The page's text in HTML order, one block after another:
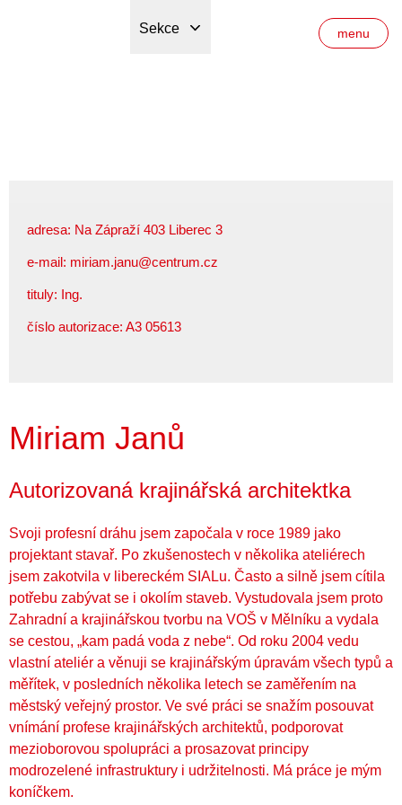
menu
Sekce
Miriam Janů
Autorizovaná krajinářská architektka
Svoji profesní dráhu jsem započala v roce 1989 jako
projektant stavař. Po zkušenostech v několika ateliérech
jsem zakotvila v libereckém SIALu. Často a silně jsem cítila
potřebu zabývat se i okolím staveb. Vystudovala jsem proto
Zahradní a krajinářskou tvorbu na VOŠ v Mělníku a vydala
se cestou, „kam padá voda z nebe“. Od roku 2004 vedu
vlastní ateliér a věnuji se krajinářským úpravám všech typů a
měřítek, v posledních několika letech se zaměřením na
městský veřejný prostor. Ve své práci se snažím posouvat
vnímání profese krajinářských architektů, podporovat
mezioborovou spolupráci a prosazovat principy
modrozelené infrastruktury i udržitelnosti. Má práce je mým
koníčkem.
adresa: Na Zápraží 403 Liberec 3
e-mail: miriam.janu@centrum.cz
tituly: Ing.
číslo autorizace: A3 05613